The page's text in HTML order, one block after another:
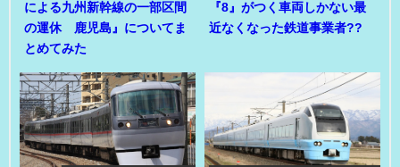
による九州新幹線の一部区間
の運休 鹿児島』についてま
とめてみた
『8』がつく車両しかない最
近なくなった鉄道事業者??